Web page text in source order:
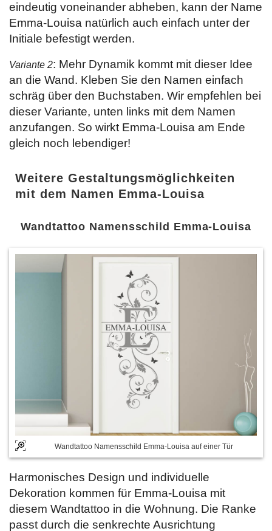
eindeutig voneinander abheben, kann der Name
Emma-Louisa natürlich auch einfach unter der
Initiale befestigt werden.
Variante 2: Mehr Dynamik kommt mit dieser Idee
an die Wand. Kleben Sie den Namen einfach
schräg über den Buchstaben. Wir empfehlen bei
dieser Variante, unten links mit dem Namen
anzufangen. So wirkt Emma-Louisa am Ende
gleich noch lebendiger!
Weitere Gestaltungsmöglichkeiten
mit dem Namen Emma-Louisa
Wandtattoo Namensschild Emma-Louisa
Wandtattoo Namensschild Emma-Louisa auf einer Tür
Harmonisches Design und individuelle
Dekoration kommen für Emma-Louisa mit
diesem Wandtattoo in die Wohnung. Die Ranke
passt durch die senkrechte Ausrichtung